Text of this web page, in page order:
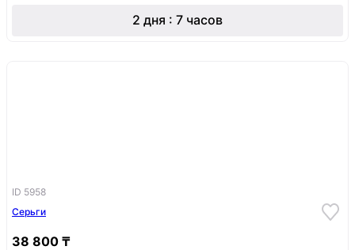
2 дня : 7 часов
ID 5958
Серьги
38 800 ₸